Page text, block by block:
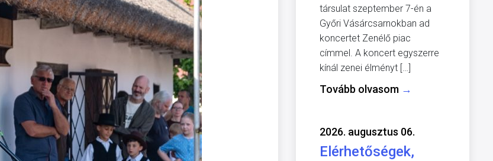
társulat szeptember 7-én a
Győri Vásárcsarnokban ad
koncertet Zenélő piac
címmel. A koncert egyszerre
kínál zenei élményt […]
Tovább olvasom →
2026. augusztus 06.
Elérhetőségek,